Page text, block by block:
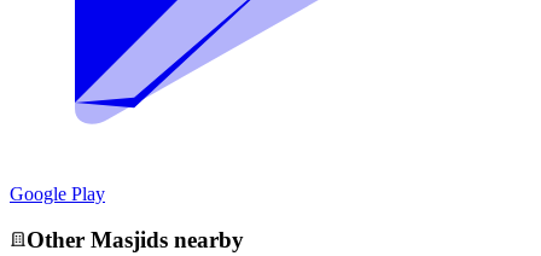
Google Play
Other Masjids nearby